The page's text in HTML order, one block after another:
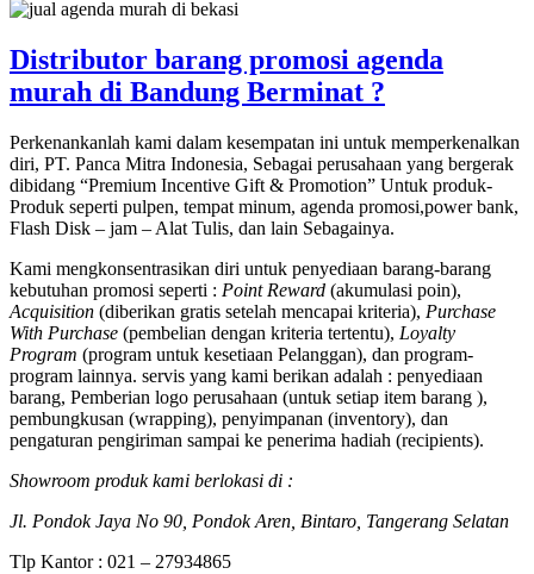
Distributor barang promosi agenda
murah di Bandung Berminat ?
Perkenankanlah kami dalam kesempatan ini untuk memperkenalkan
diri, PT. Panca Mitra Indonesia, Sebagai perusahaan yang bergerak
dibidang “Premium Incentive Gift & Promotion” Untuk produk-
Produk seperti pulpen, tempat minum, agenda promosi,power bank,
Flash Disk – jam – Alat Tulis, dan lain Sebagainya.
Kami mengkonsentrasikan diri untuk penyediaan barang-barang
kebutuhan promosi seperti : Point Reward (akumulasi poin),
Acquisition (diberikan gratis setelah mencapai kriteria), Purchase
With Purchase (pembelian dengan kriteria tertentu), Loyalty
Program (program untuk kesetiaan Pelanggan), dan program-
program lainnya. servis yang kami berikan adalah : penyediaan
barang, Pemberian logo perusahaan (untuk setiap item barang ),
pembungkusan (wrapping), penyimpanan (inventory), dan
pengaturan pengiriman sampai ke penerima hadiah (recipients).
Showroom produk kami berlokasi di :
Jl. Pondok Jaya No 90, Pondok Aren, Bintaro, Tangerang Selatan
Tlp Kantor : 021 – 27934865